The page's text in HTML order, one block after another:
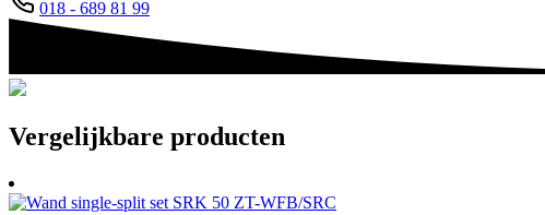
018 - 689 81 99
Vergelijkbare producten